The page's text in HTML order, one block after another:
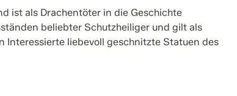
ist als Drachentöter in die Geschichte
beliebter Schutzheiliger und gilt als
Interessierte liebevoll geschnitzte Statuen des